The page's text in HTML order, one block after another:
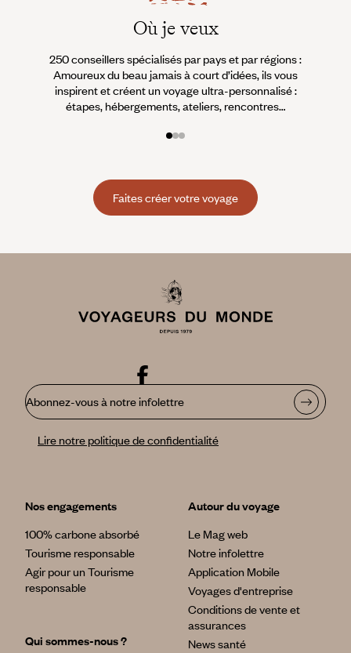
Où je veux
250 conseillers spécialisés par pays et par régions :
Amoureux du beau jamais à court d’idées, ils vous
inspirent et créent un voyage ultra-personnalisé :
étapes, hébergements, ateliers, rencontres…
Faites créer votre voyage
Abonnez-vous à notre infolettre
Lire notre politique de confidentialité
Nos engagements
100% carbone absorbé
Tourisme responsable
Agir pour un Tourisme
responsable
Qui sommes-nous ?
Autour du voyage
Le Mag web
Notre infolettre
Application Mobile
Voyages d'entreprise
Conditions de vente et
assurances
News santé